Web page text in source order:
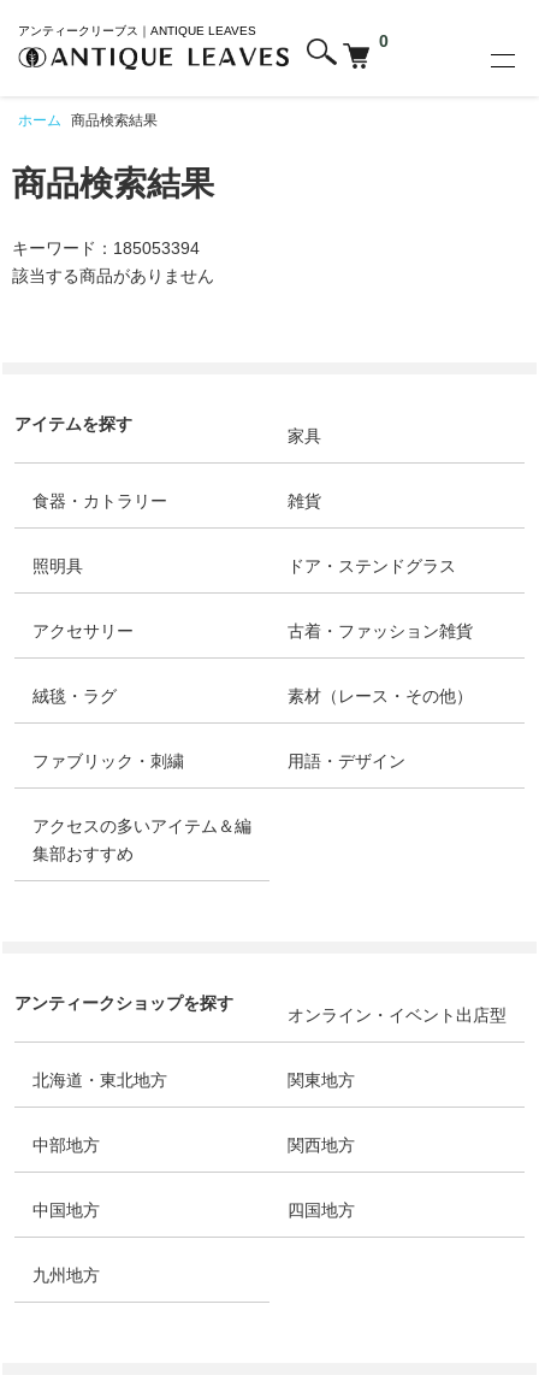
アンティークリーブス｜ANTIQUE LEAVES
0
ホーム 商品検索結果
商品検索結果
キーワード：185053394
該当する商品がありません
アイテムを探す
家具
食器・カトラリー 雑貨
照明具 ドア・ステンドグラス
アクセサリー 古着・ファッション雑貨
絨毯・ラグ 素材（レース・その他）
ファブリック・刺繍 用語・デザイン
アクセスの多いアイテム＆編
集部おすすめ
アンティークショップを探す
オンライン・イベント出店型
北海道・東北地方 関東地方
中部地方 関西地方
中国地方 四国地方
九州地方